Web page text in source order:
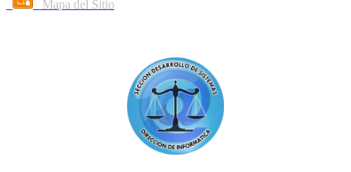
Mapa del Sitio